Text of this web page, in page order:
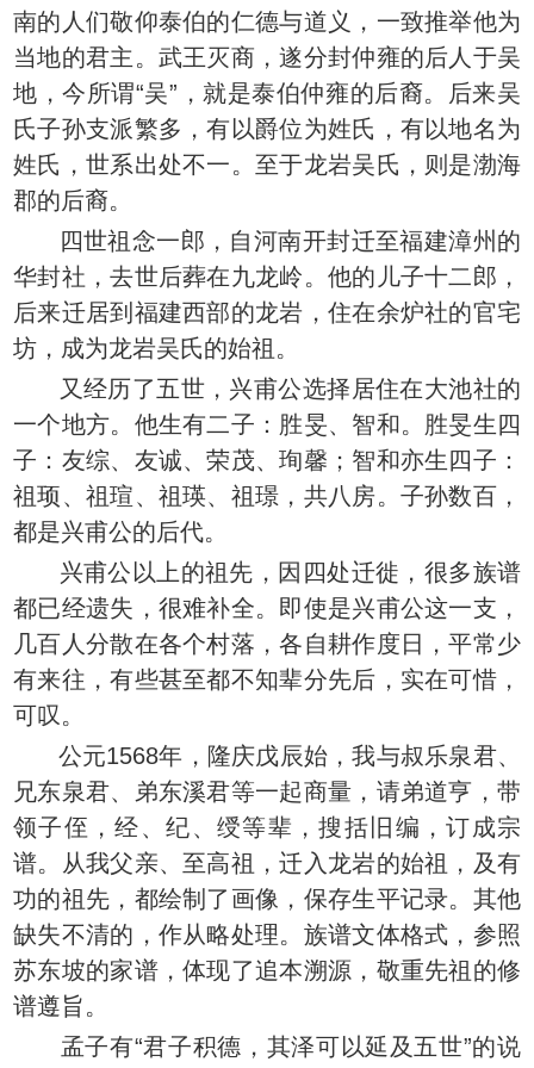
南的人们敬仰泰伯的仁德与道义，一致推举他为
当地的君主。武王灭商，遂分封仲雍的后人于吴
地，今所谓“吴”，就是泰伯仲雍的后裔。后来吴
氏子孙支派繁多，有以爵位为姓氏，有以地名为
姓氏，世系出处不一。至于龙岩吴氏，则是渤海
郡的后裔。
四世祖念一郎，自河南开封迁至福建漳州的
华封社，去世后葬在九龙岭。他的儿子十二郎，
后来迁居到福建西部的龙岩，住在余炉社的官宅
坊，成为龙岩吴氏的始祖。
又经历了五世，兴甫公选择居住在大池社的
一个地方。他生有二子：胜旻、智和。胜旻生四
子：友综、友诚、荣茂、珣馨；智和亦生四子：
祖顼、祖瑄、祖瑛、祖璟，共八房。子孙数百，
都是兴甫公的后代。
兴甫公以上的祖先，因四处迁徙，很多族谱
都已经遗失，很难补全。即使是兴甫公这一支，
几百人分散在各个村落，各自耕作度日，平常少
有来往，有些甚至都不知辈分先后，实在可惜，
可叹。
公元1568年，隆庆戊辰始，我与叔乐泉君、
兄东泉君、弟东溪君等一起商量，请弟道亨，带
领子侄，经、纪、绶等辈，搜括旧编，订成宗
谱。从我父亲、至高祖，迁入龙岩的始祖，及有
功的祖先，都绘制了画像，保存生平记录。其他
缺失不清的，作从略处理。族谱文体格式，参照
苏东坡的家谱，体现了追本溯源，敬重先祖的修
谱遵旨。
孟子有“君子积德，其泽可以延及五世”的说